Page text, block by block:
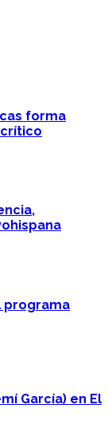
forma
programa
García) en El